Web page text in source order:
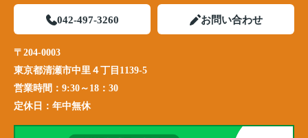
042-497-3260 お問い合わせ
〒204-0003
東京都清瀬市中里４丁目1139-5
営業時間： 9:30～18：30
定休日： 年中無休